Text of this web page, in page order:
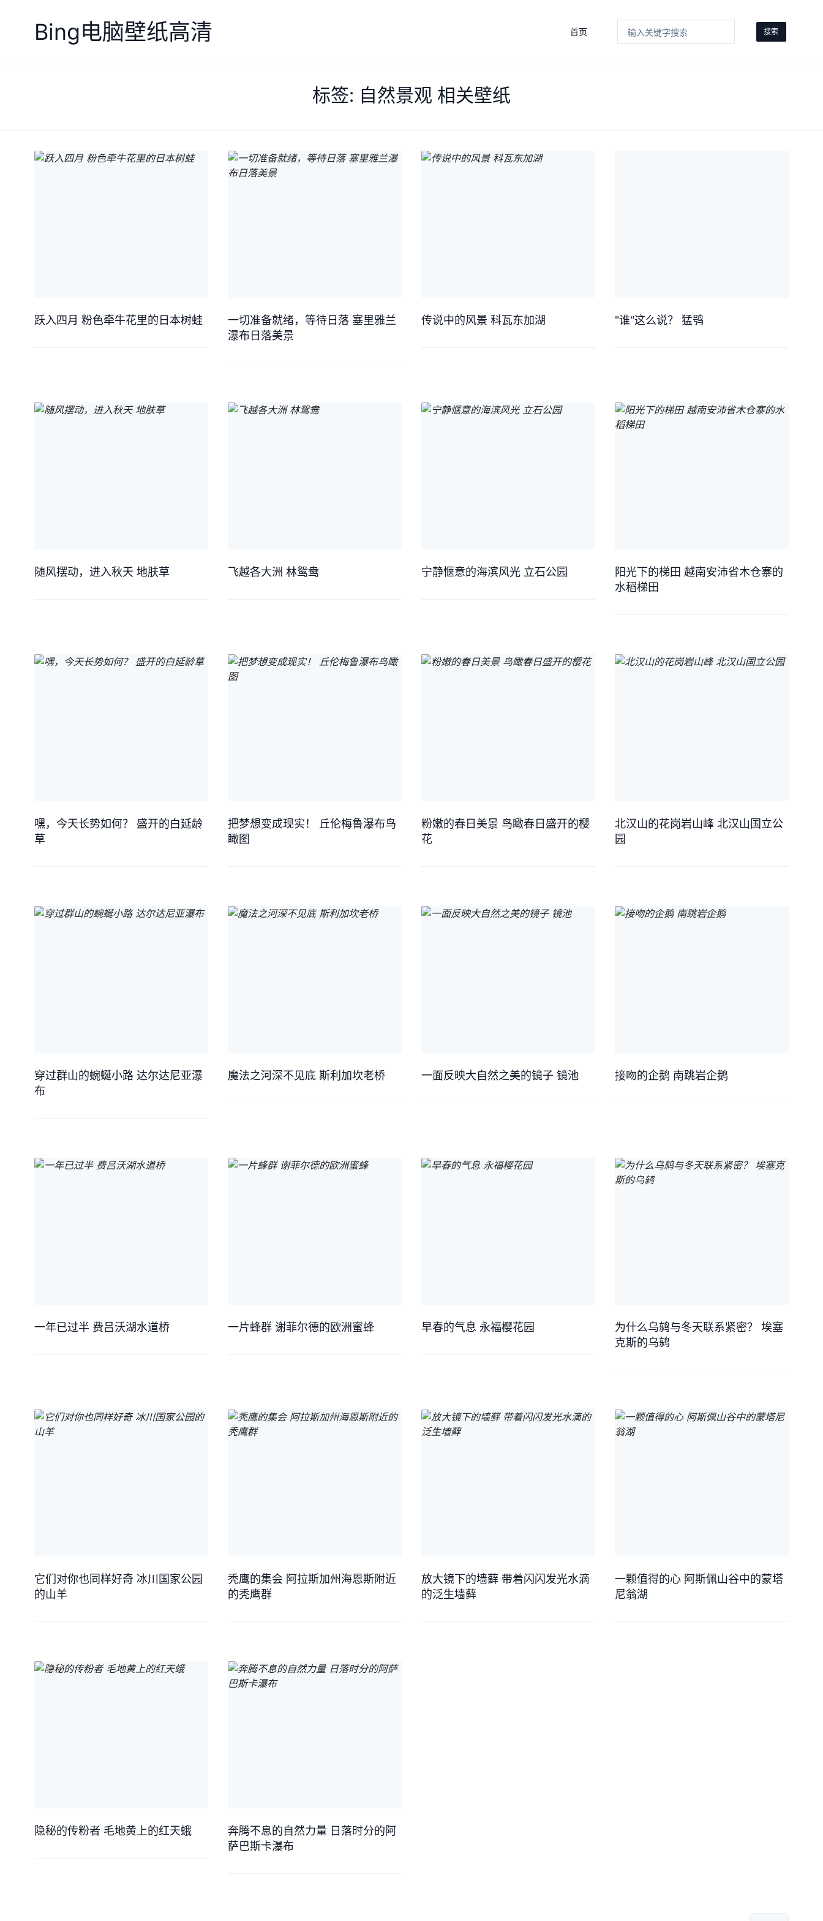
Bing电脑壁纸高清 首页 搜索
Search
标签: 自然景观 相关壁纸
跃入四月 粉色牵牛花里的日本树蛙
一切准备就绪，等待日落 塞里雅兰
瀑布日落美景
传说中的风景 科瓦东加湖 "谁"这么说？ 猛鸮
随风摆动，进入秋天 地肤草 飞越各大洲 林鸳鸯 宁静惬意的海滨风光 立石公园
阳光下的梯田 越南安沛省木仓寨的
水稻梯田
嘿，今天长势如何？ 盛开的白延龄
草
把梦想变成现实！ 丘伦梅鲁瀑布鸟
瞰图
粉嫩的春日美景 鸟瞰春日盛开的樱
花
北汉山的花岗岩山峰 北汉山国立公
园
穿过群山的蜿蜒小路 达尔达尼亚瀑
布
魔法之河深不见底 斯利加坎老桥 一面反映大自然之美的镜子 镜池 接吻的企鹅 南跳岩企鹅
一年已过半 费吕沃湖水道桥 一片蜂群 谢菲尔德的欧洲蜜蜂 早春的气息 永福樱花园
为什么乌鸫与冬天联系紧密？ 埃塞
克斯的乌鸫
它们对你也同样好奇 冰川国家公园
的山羊
秃鹰的集会 阿拉斯加州海恩斯附近
的秃鹰群
放大镜下的墙藓 带着闪闪发光水滴
的泛生墙藓
一颗值得的心 阿斯佩山谷中的蒙塔
尼翁湖
隐秘的传粉者 毛地黄上的红天蛾
奔腾不息的自然力量 日落时分的阿
萨巴斯卡瀑布